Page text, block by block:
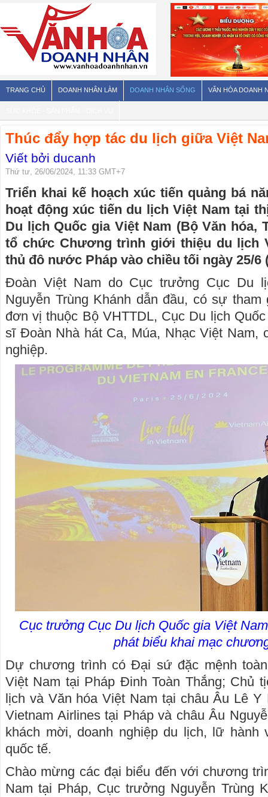
TRANG CHỦ DOANH NHÂN LÀM DOANH NHÂN SỐNG VĂN HÓA DOANH
Thúc đẩy hợp tác du lịch giữa Việt
Viết bởi ducanh
Thứ tư, 26/06/2024, 11:33 GMT+7
Triển khai kế hoạch xúc tiến quảng bá
hoạt động xúc tiến du lịch Việt Nam tại
Du lịch Quốc gia Việt Nam (Bộ Văn hóa,
tổ chức Chương trình giới thiệu du lịch
thủ đô nước Pháp vào chiều tối ngày 25/
Đoàn Việt Nam do Cục trưởng Cục Du
Nguyễn Trùng Khánh dẫn đầu, có sự
đơn vị thuộc Bộ VHTTDL, Cục Du lịch
sĩ Đoàn Nhà hát Ca, Múa, Nhạc Việt Nam,
nghiệp.
Cục trưởng Cục Du lịch Quốc gia Việt
phát biểu khai mạc
Dự chương trình có Đại sứ đặc mệnh
Việt Nam tại Pháp Đinh Toàn Thắng; Chủ
lịch và Văn hóa Việt Nam tại châu Âu Lê Y
Vietnam Airlines tại Pháp và châu Âu
khách mời, doanh nghiệp du lịch, lữ hành
quốc tế.
Chào mừng các đại biểu đến với chương
Nam tại Pháp, Cục trưởng Nguyễn Trùng